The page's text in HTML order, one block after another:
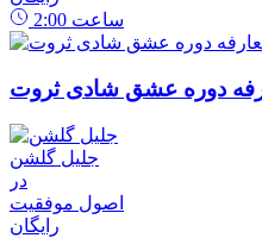
2:00 ساعت
دوره عشق شادی ثروت
جلیل گلشن
در
اصول موفقیت
رایگان